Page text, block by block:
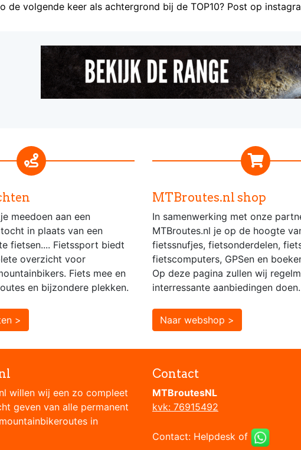
de volgende keer als achtergrond bij de TOP10? Post op
meedoen aan een
in plaats van een
fietsen.... Fietssport biedt
overzicht voor
Fiets mee en
en bijzondere plekken.
>
MTBroutes.nl shop
In samenwerking met onze
MTBroutes.nl je op de hoogte
fietssnufjes, fietsonderdelen,
fietscomputers, GPSen en
Op deze pagina zullen wij
interressante aanbiedingen doen.
Naar webshop >
willen wij een zo compleet
geven van alle permanent
in
Contact
MTBroutesNL
kvk: 76915492
Contact: Helpdesk of